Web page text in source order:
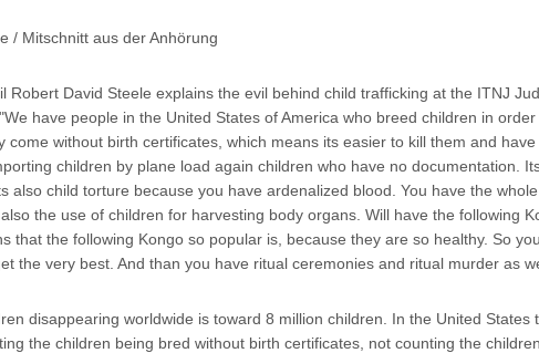
/ Mitschnitt aus der Anhörung
Robert David Steele explains the evil behind child trafficking at the ITNJ
have people in the United States of America who breed children in
come without birth certificates, which means its easier to kill them and
children by plane load again children who have no documentation.
also child torture because you have ardenalized blood. You have the
the use of children for harvesting body organs. Will have the following
that the following Kongo so popular is, because they are so healthy. So
the very best. And than you have ritual ceremonies and ritual murder as
disappearing worldwide is toward 8 million children. In the United States
the children being bred without birth certificates, not counting the